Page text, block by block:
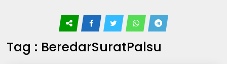
Tag : BeredarSuratPalsu